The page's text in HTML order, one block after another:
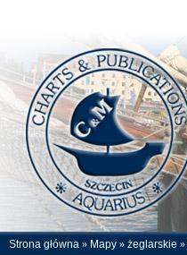
Strona główna » Mapy » żeglarskie »